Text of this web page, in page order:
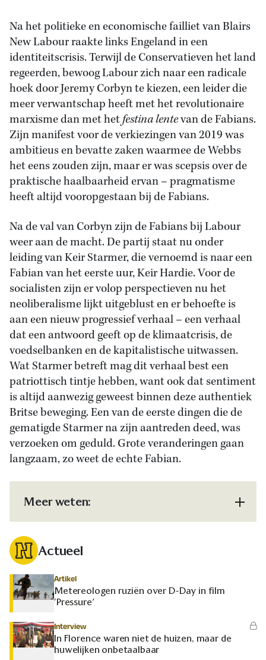
Na het politieke en economische failliet van Blairs
New Labour raakte links Engeland in een
identiteitscrisis. Terwijl de Conservatieven het land
regeerden, bewoog Labour zich naar een radicale
hoek door Jeremy Corbyn te kiezen, een leider die
meer verwantschap heeft met het revolutionaire
marxisme dan met hetfestina lentevan de Fabians.
Zijn manifest voor de verkiezingen van 2019 was
ambitieus en bevatte zaken waarmee de Webbs
het eens zouden zijn, maar er was scepsis over de
praktische haalbaarheid ervan – pragmatisme
heeft altijd vooropgestaan bij de Fabians.
Na de val van Corbyn zijn de Fabians bij Labour
weer aan de macht. De partij staat nu onder
leiding van Keir Starmer, die vernoemd is naar een
Fabian van het eerste uur, Keir Hardie. Voor de
socialisten zijn er volop perspectieven nu het
neoliberalisme lijkt uitgeblust en er behoefte is
aan een nieuw progressief verhaal – een verhaal
dat een antwoord geeft op de klimaatcrisis, de
voedselbanken en de kapitalistische uitwassen.
Wat Starmer betreft mag dit verhaal best een
patriottisch tintje hebben, want ook dat sentiment
is altijd aanwezig geweest binnen deze authentiek
Britse beweging. Een van de eerste dingen die de
gematigde Starmer na zijn aantreden deed, was
verzoeken om geduld. Grote veranderingen gaan
langzaam, zo weet de echte Fabian.
Meer weten:
Actueel
Artikel
Metereologen ruziën over D-Day in film
‘Pressure’
Interview
In Florence waren niet de huizen, maar de
huwelijken onbetaalbaar